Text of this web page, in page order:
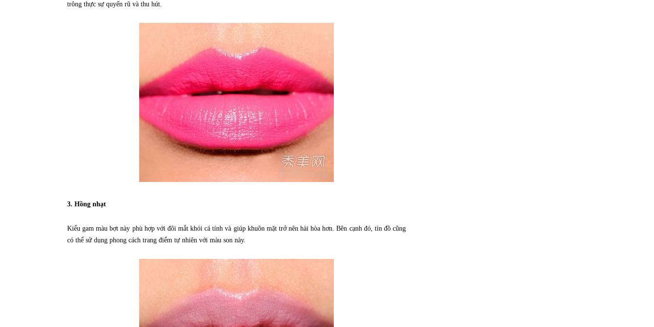
trông thực sự quyến rũ và thu hút.
3. Hồng nhạt
Kiểu gam màu bợt này phù hợp với đôi mắt khói cá tính và giúp khuôn mặt trở nên hài hòa hơn. Bên cạnh đó, tín đồ cũng
có thể sử dụng phong cách trang điểm tự nhiên với màu son này.